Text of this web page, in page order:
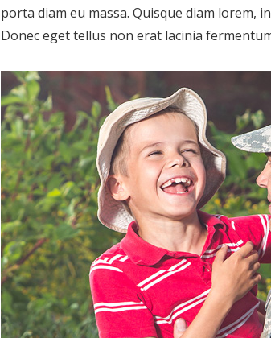
porta diam eu massa. Quisque diam lorem,
Donec eget tellus non erat lacinia